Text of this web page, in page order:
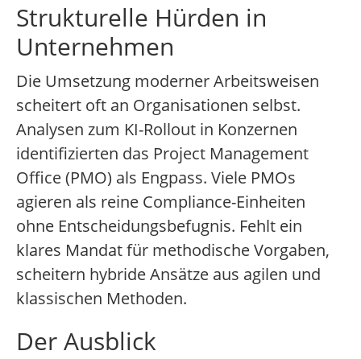
Strukturelle Hürden in
Unternehmen
Die Umsetzung moderner Arbeitsweisen
scheitert oft an Organisationen selbst.
Analysen zum KI-Rollout in Konzernen
identifizierten das Project Management
Office (PMO) als Engpass. Viele PMOs
agieren als reine Compliance-Einheiten
ohne Entscheidungsbefugnis. Fehlt ein
klares Mandat für methodische Vorgaben,
scheitern hybride Ansätze aus agilen und
klassischen Methoden.
Der Ausblick